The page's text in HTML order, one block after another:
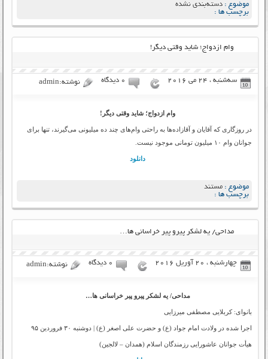
موضوع :دسته‌بندی نشده
برچسب ها :
وام ازدواج؛ شاید وقتی دیگر!
سه‌شنبه ، 24 می 2016 ۰ دیدگاه نوشته:admin
وام ازدواج؛ شاید وقتی دیگر!
در روزگاری که آقایان و آقازاده‌‌ها به راحتی وام‌های چند ده میلیونی می‌گیرند، تنها برای
جوانان وام ۱۰ میلیون تومانی موجود نیست.
دانلود
موضوع :مستند
برچسب ها :
مداحی/ یه لشکر پیرو پیر خراسانی ها…
چهارشنبه ، 20 آوریل 2016 ۰ دیدگاه نوشته:admin
مداحی/ یه لشکر پیرو پیر خراسانی ها…
بانوای: کربلایی مصطفی میرزایی
اجرا شده در ولادت امام جواد (ع) و حضرت علی اصغر (ع) | دوشنبه ۳۰ فروردین ۹۵
هیأت جوانان عاشورایی رزمندگان اسلام (همدان – لالجین)